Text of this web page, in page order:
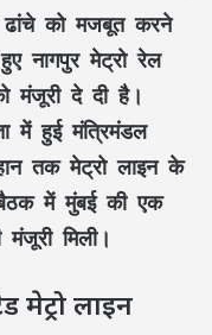
ढांचे को मजबूत करने
नागपुर मेट्रो रेल
मंजूरी दे दी है।
में हुई मंत्रिमंडल
तक मेट्रो लाइन के
बैठक में मुंबई की एक
मंजूरी मिली।
मेट्रो लाइन